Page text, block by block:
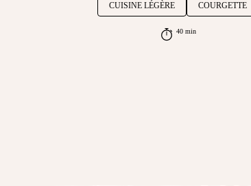
CUISINE LÉGÈRE COURGETTE
40 min